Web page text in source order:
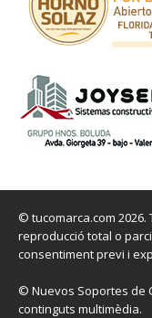
© tucomarca.com
reproducció total o
consentiment previ i
© Nuevos Soportes de
continguts multimèdia.